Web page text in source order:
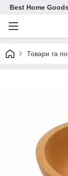
Best Home Goods
Товари та